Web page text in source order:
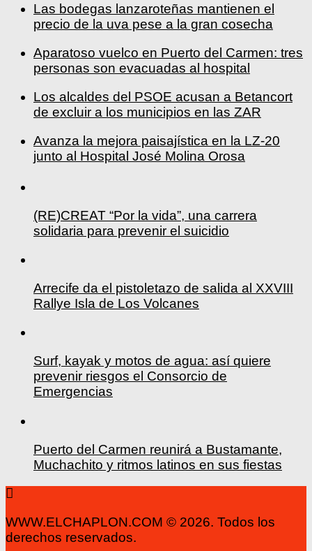
Las bodegas lanzaroteñas mantienen el
precio de la uva pese a la gran cosecha
Aparatoso vuelco en Puerto del Carmen: tres
personas son evacuadas al hospital
Los alcaldes del PSOE acusan a Betancort
de excluir a los municipios en las ZAR
Avanza la mejora paisajística en la LZ-20
junto al Hospital José Molina Orosa
(RE)CREAT “Por la vida”, una carrera
solidaria para prevenir el suicidio
Arrecife da el pistoletazo de salida al XXVIII
Rallye Isla de Los Volcanes
Surf, kayak y motos de agua: así quiere
prevenir riesgos el Consorcio de
Emergencias
Puerto del Carmen reunirá a Bustamante,
Muchachito y ritmos latinos en sus fiestas
WWW.ELCHAPLON.COM © 2026. Todos los
derechos reservados.